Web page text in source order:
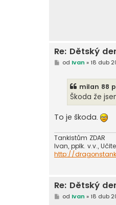
Re: Dětský
P
k
od Ivan » 18 dub
milan 88
Škoda že
To je škoda.
Tankistům ZDAR
Ivan, pplk. v.v.,
http://
Re: Dětský
Pod Ivan » 18 dub